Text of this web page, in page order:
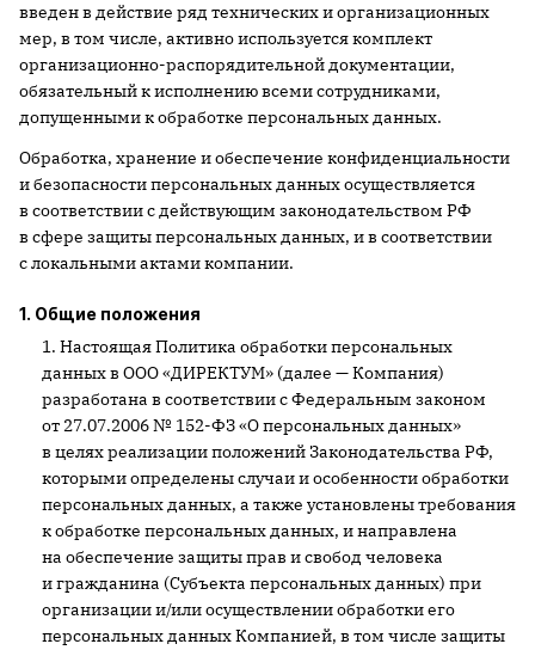
введен в действие ряд технических и организационных
мер, в том числе, активно используется комплект
организационно-распорядительной документации,
обязательный к исполнению всеми сотрудниками,
допущенными к обработке персональных данных.
Обработка, хранение и обеспечение конфиденциальности
и безопасности персональных данных осуществляется
в соответствии с действующим законодательством РФ
в сфере защиты персональных данных, и в соответствии
с локальными актами компании.
1. Общие положения
Настоящая Политика обработки персональных
данных в ООО «ДИРЕКТУМ» (далее — Компания)
разработана в соответствии с Федеральным законом
от 27.07.2006 № 152-ФЗ «О персональных данных»
в целях реализации положений Законодательства РФ,
которыми определены случаи и особенности обработки
персональных данных, а также установлены требования
к обработке персональных данных, и направлена
на обеспечение защиты прав и свобод человека
и гражданина (Субъекта персональных данных) при
организации и/или осуществлении обработки его
персональных данных Компанией, в том числе защиты